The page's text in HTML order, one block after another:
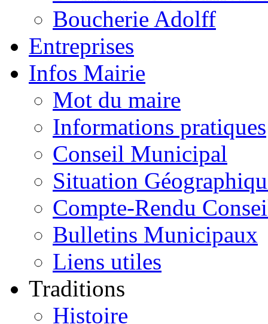
Boucherie Adolff
Entreprises
Infos Mairie
Mot du maire
Informations pratiques
Conseil Municipal
Situation
Compte-Rendu
Bulletins Municipaux
Liens utiles
Traditions
Histoire